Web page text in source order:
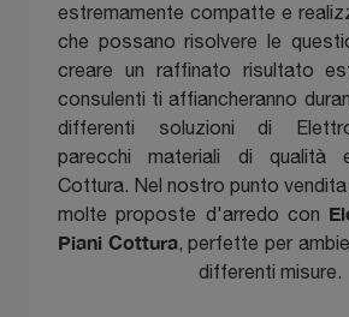
estremamente compatte e
che possano risolvere le
creare un raffinato risultato
consulenti ti affiancheranno
differenti soluzioni di
parecchi materiali di qualità
Cottura. Nel nostro punto
molte proposte d'arredo con
Piani Cottura, perfette per
differenti misure.